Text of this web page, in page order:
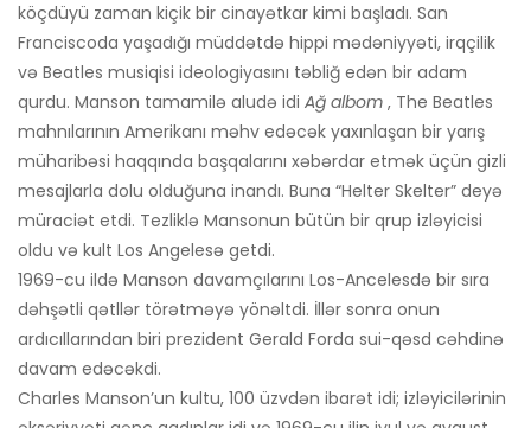
köçdüyü zaman kiçik bir cinayətkar kimi başladı. San
Franciscoda yaşadığı müddətdə hippi mədəniyyəti, irqçilik
və Beatles musiqisi ideologiyasını təbliğ edən bir adam
qurdu. Manson tamamilə aludə idi Ağ albom , The Beatles
mahnılarının Amerikanı məhv edəcək yaxınlaşan bir yarış
müharibəsi haqqında başqalarını xəbərdar etmək üçün gizli
mesajlarla dolu olduğuna inandı. Buna “Helter Skelter” deyə
müraciət etdi. Tezliklə Mansonun bütün bir qrup izləyicisi
oldu və kult Los Angelesə getdi.
1969-cu ildə Manson davamçılarını Los-Ancelesdə bir sıra
dəhşətli qətllər törətməyə yönəltdi. İllər sonra onun
ardıcıllarından biri prezident Gerald Forda sui-qəsd cəhdinə
davam edəcəkdi.
Charles Manson’un kultu, 100 üzvdən ibarət idi; izləyicilərinin